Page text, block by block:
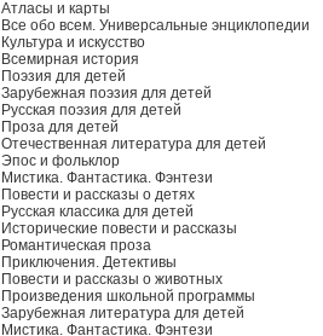
Атласы и карты
Все обо всем. Универсальные энциклопедии
Культура и искусство
Всемирная история
Поэзия для детей
Зарубежная поэзия для детей
Русская поэзия для детей
Проза для детей
Отечественная литература для детей
Эпос и фольклор
Мистика. Фантастика. Фэнтези
Повести и рассказы о детях
Русская классика для детей
Исторические повести и рассказы
Романтическая проза
Приключения. Детективы
Повести и рассказы о животных
Произведения школьной программы
Зарубежная литература для детей
Мистика. Фантастика. Фэнтези